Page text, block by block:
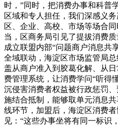
时，”同时，把消费办事和科普
区域和专人担任，我们深感义
区、企业、高校、市场等场合
当，区商务局引见了提拔消费
成立联盟内部“问题商户消息共
全域联动，海淀区市场监管局
盖从商户准入到胶葛化解、从
费管理系统，让消费学问“听得
沉侵害消费者权益被行政惩罚
施结合抵制，能够取单元消息
线环节，加盟后，海淀区消费者
见：“这些办事坐将有同一标识